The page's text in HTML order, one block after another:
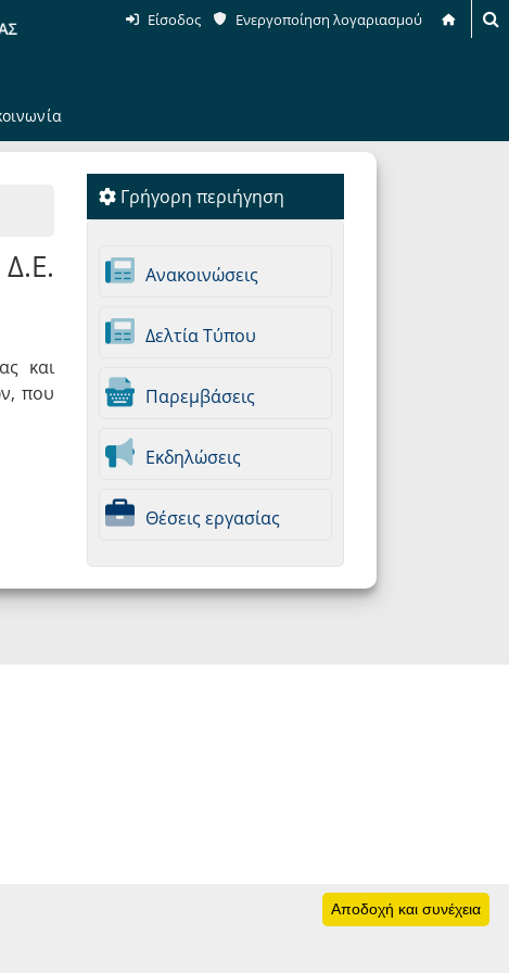
Είσοδος Ενεργοποίηση λογαριασμού
και
που
Γρήγορη περιήγηση
Ανακοινώσεις
Δελτία Τύπου
Παρεμβάσεις
Εκδηλώσεις
Θέσεις εργασίας
Αποδοχή και συνέχεια